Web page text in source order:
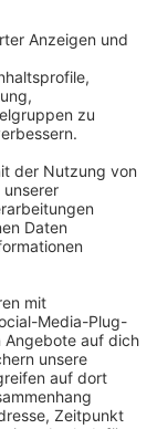
kam, an der
Luis
die
nicht mehr
einem Jahr,
hatte weit
Der Prozess
Ortstermin
die